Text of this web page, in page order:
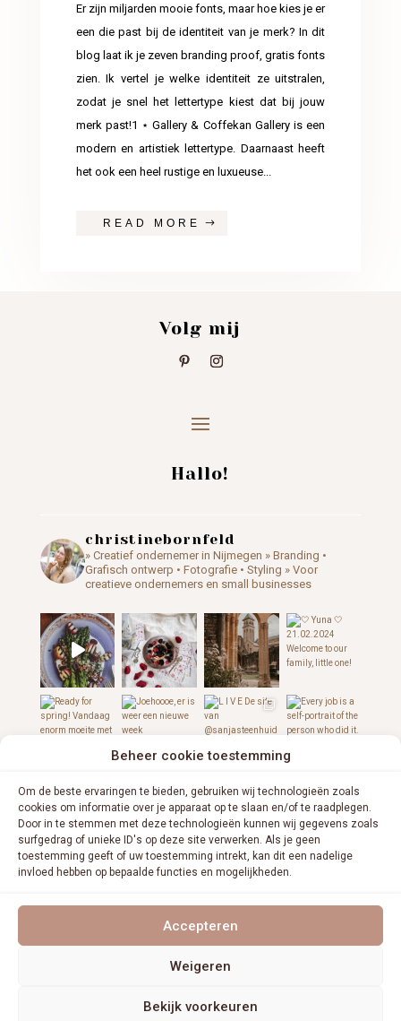
Beheer cookie toestemming
Om de beste ervaringen te bieden, gebruiken wij technologieën zoals
cookies om informatie over je apparaat op te slaan en/of te raadplegen.
Door in te stemmen met deze technologieën kunnen wij gegevens zoals
surfgedrag of unieke ID's op deze site verwerken. Als je geen
toestemming geeft of uw toestemming intrekt, kan dit een nadelige
invloed hebben op bepaalde functies en mogelijkheden.
Accepteren
Weigeren
Bekijk voorkeuren
Er zijn miljarden mooie fonts, maar hoe kies je er
een die past bij de identiteit van je merk? In dit
blog laat ik je zeven branding proof, gratis fonts
zien. Ik vertel je welke identiteit ze uitstralen,
zodat je snel het lettertype kiest dat bij jouw
merk past!1 ⋆ Gallery & Coffekan Gallery is een
modern en artistiek lettertype. Daarnaast heeft
het ook een heel rustige en luxueuse...
READ MORE
Volg mij
Hallo!
christinebornfeld
» Creatief ondernemer in Nijmegen » Branding •
Grafisch ontwerp • Fotografie • Styling » Voor
creatieve ondernemers en small businesses
VOLG ME OP INSTAGRAM